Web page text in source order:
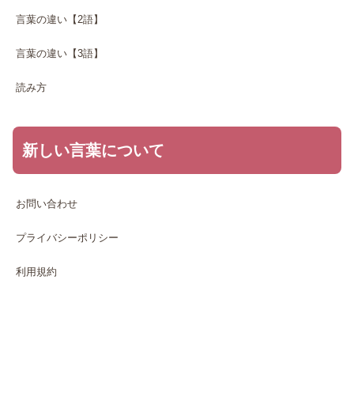
言葉の違い【2語】
言葉の違い【3語】
読み方
新しい言葉について
お問い合わせ
プライバシーポリシー
利用規約